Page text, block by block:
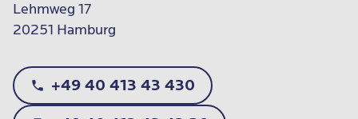
Lehmweg 17
20251 Hamburg
+49 40 413 43 430